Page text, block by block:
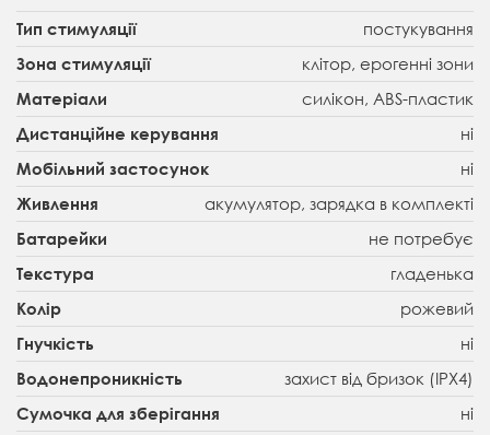
Тип стимуляції постукування
Зона стимуляції клітор, ерогенні зони
Матеріали силікон, ABS-пластик
Дистанційне керування ні
Мобільний застосунок ні
Живлення акумулятор, зарядка в комплекті
Батарейки не потребує
Текстура гладенька
Колір рожевий
Гнучкість ні
Водонепроникність захист від бризок (IPX4)
Сумочка для зберігання ні